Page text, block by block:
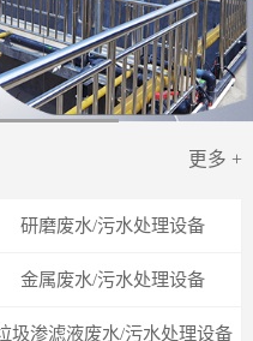
更多 +
研磨废水/污水处理设备
金属废水/污水处理设备
圾渗滤液废水/污水处理设备